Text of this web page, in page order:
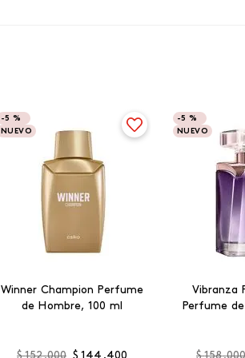
-5 %
NUEVO
Winner Champion Perfume
de Hombre, 100 ml
-5 %
NUEVO
Vibranza
Perfume